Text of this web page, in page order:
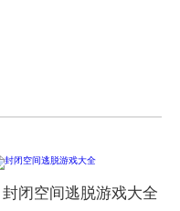
封闭空间逃脱游戏大全